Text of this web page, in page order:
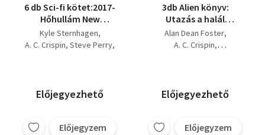
6 db Sci-fi kötet:2017-
Hőhullám New
Yorkaban,Feltámad a
halál, Idegenek a
Vadászok bolygója,
Kyle Sternhagen
A. C. Crispin Steve Perry
Előjegyezhető
Előjegyzem
3db Alien könyv:
Utazás a halál
bolygójára + 2017-
Hőhullám New
Alan Dean Foster
A. C. Crispin
Előjegyezhető
Előjegyzem